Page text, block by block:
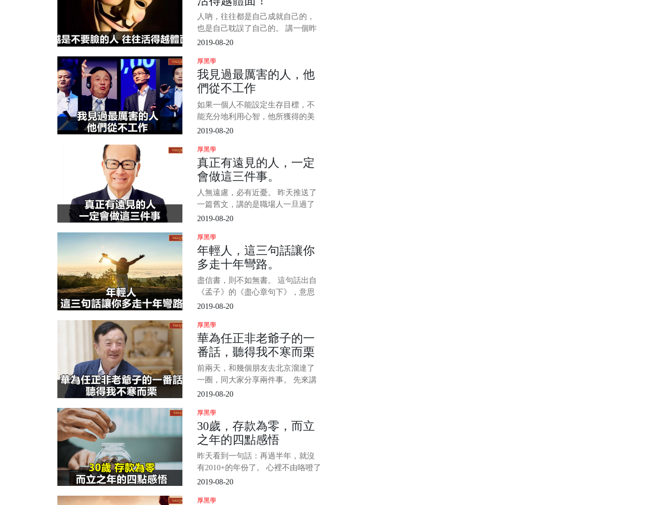
金流象限》、《富爸爸富孩子，聰
明孩子》。
人吶，往往都是自己成就自己的，
也是自己耽誤了自己的。 講一個昨
天晚上和朋友吃飯時聽來的故事，
闆。 十年前，老李的這個老闆還是
一個創業中的窮小子，為了公司能
繼續做下去，不得不出去找錢。 見
了幾波投資人，但都沒有人願意資
助。 無奈之下，他就在一個投資人
2019-08-20
厚黑學
我見過最厲害的人，他
們從不工作
如果一個人不能設定生存目標，不
能充分地利用心智，他所獲得的美
好感受，不過是人類潛能的一小部
永遠保持精力充沛的秘密 不知你是
否有這樣的感受，每天都感覺自己
身心俱疲，不想思考，也不想動，
累點低。 下班後只想
2019-08-20
厚黑學
真正有遠見的人，一定
會做這三件事。
人無遠慮，必有近憂。 昨天推送了
一篇舊文，講的是職場人一旦過了
35歲以後，往往會遇到很多問題，
讀者的不適。 我知道這會讓人聽著
不爽，但即使你再不爽，再不認
同，現實的問題還是站在那裡，中
年危機還在那裡等著你。 其實，昨
天那篇文章更多的是在傳遞職場
2019-08-20
厚黑學
年輕人，這三句話讓你
多走十年彎路。
盡信書，則不如無書。 這句話出自
《孟子》的《盡心章句下》，意思
是說看書時要有獨立思考的能力，
以成長。 在人生的漫漫長路上，其
實也是如此。 如何過好這一生，這
是一個永不過時的話題，很多過來
人站出來給後面的人指點迷津，因
為說的確實有道理，不少人將其奉
為瑰寶
2019-08-20
厚黑學
華為任正非老爺子的一
番話，聽得我不寒而栗
前兩天，和幾個朋友去北京溜達了
一圈，同大家分享兩件事。 先來講
第一件事。 在去北京的高鐵上，完
先生的《面對面》專訪，心生無限
感慨。 任老爺子有一番話，聽得我
不寒而栗。 主持人董倩問任正非，
為什麼在華為如此生死攸關的時
刻，您還想談教育，這麼關心教育
2019-08-20
厚黑學
30歲，存款為零，而立
之年的四點感悟
昨天看到一句話：再過半年，就沒
有2010+的年份了。 心裡不由咯噔了
一下，時間走得太快了，太快了。
幾個舍友圍在筆記本電腦前看了部
2019-08-20
厚黑學